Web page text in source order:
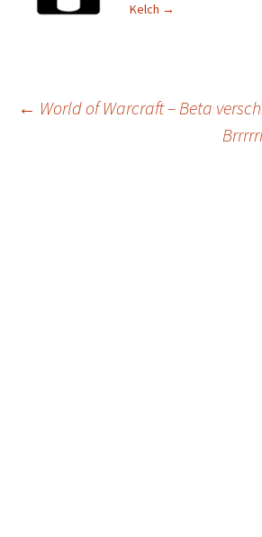
Kelch →
Post
← World of Warcraft – Beta